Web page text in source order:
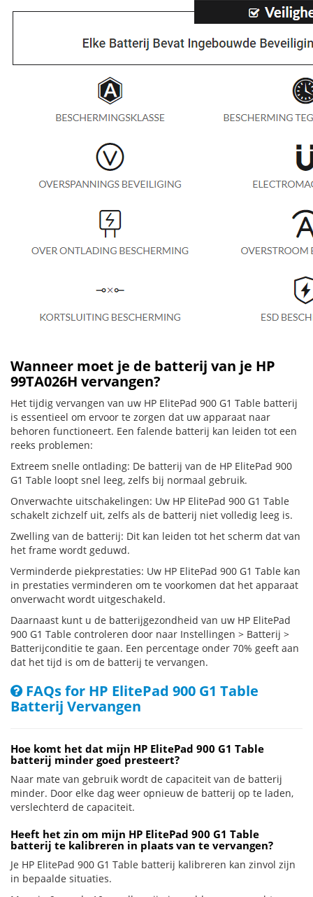
Wanneer moet je de batterij van je HP
99TA026H vervangen?
Het tijdig vervangen van uw HP ElitePad 900 G1 Table batterij
is essentieel om ervoor te zorgen dat uw apparaat naar
behoren functioneert. Een falende batterij kan leiden tot een
reeks problemen:
Extreem snelle ontlading: De batterij van de HP ElitePad 900
G1 Table loopt snel leeg, zelfs bij normaal gebruik.
Onverwachte uitschakelingen: Uw HP ElitePad 900 G1 Table
schakelt zichzelf uit, zelfs als de batterij niet volledig leeg is.
Zwelling van de batterij: Dit kan leiden tot het scherm dat van
het frame wordt geduwd.
Verminderde piekprestaties: Uw HP ElitePad 900 G1 Table kan
in prestaties verminderen om te voorkomen dat het apparaat
onverwacht wordt uitgeschakeld.
Daarnaast kunt u de batterijgezondheid van uw HP ElitePad
900 G1 Table controleren door naar Instellingen > Batterij >
Batterijconditie te gaan. Een percentage onder 70% geeft aan
dat het tijd is om de batterij te vervangen.
FAQs for HP ElitePad 900 G1 Table
Batterij Vervangen
Hoe komt het dat mijn HP ElitePad 900 G1 Table
batterij minder goed presteert?
Naar mate van gebruik wordt de capaciteit van de batterij
minder. Door elke dag weer opnieuw de batterij op te laden,
verslechterd de capaciteit.
Heeft het zin om mijn HP ElitePad 900 G1 Table
batterij te kalibreren in plaats van te vervangen?
Je HP ElitePad 900 G1 Table batterij kalibreren kan zinvol zijn
in bepaalde situaties.